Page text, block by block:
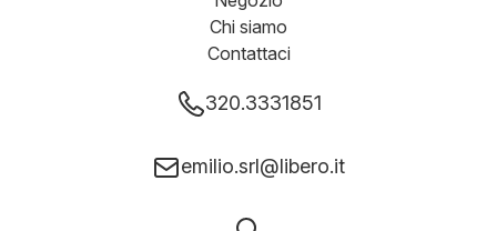
Chi siamo
Contattaci
320.3331851
emilio.srl@libero.it